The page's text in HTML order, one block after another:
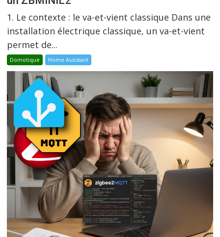
1. Le contexte : le va-et-vient classique Dans une
installation électrique classique, un va-et-vient
permet de...
Domotique Home Assistant